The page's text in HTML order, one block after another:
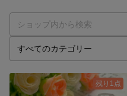
残り1点